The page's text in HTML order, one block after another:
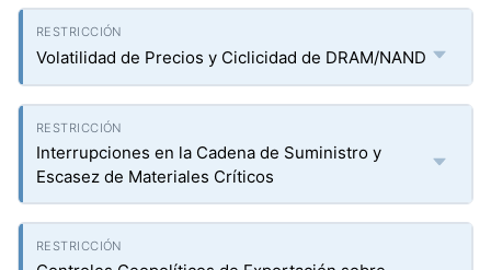
Volatilidad de Precios y Ciclicidad de DRAM/NAND
Interrupciones en la Cadena de Suministro y
Escasez de Materiales Críticos